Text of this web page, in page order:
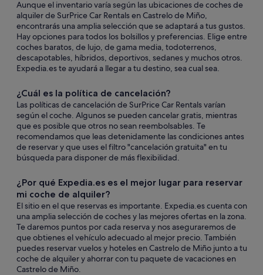
Aunque el inventario varía según las ubicaciones de coches de
alquiler de SurPrice Car Rentals en Castrelo de Miño,
encontrarás una amplia selección que se adaptará a tus gustos.
Hay opciones para todos los bolsillos y preferencias. Elige entre
coches baratos, de lujo, de gama media, todoterrenos,
descapotables, híbridos, deportivos, sedanes y muchos otros.
Expedia.es te ayudará a llegar a tu destino, sea cual sea.
¿Cuál es la política de cancelación?
Las políticas de cancelación de SurPrice Car Rentals varían
según el coche. Algunos se pueden cancelar gratis, mientras
que es posible que otros no sean reembolsables. Te
recomendamos que leas detenidamente las condiciones antes
de reservar y que uses el filtro "cancelación gratuita" en tu
búsqueda para disponer de más flexibilidad.
¿Por qué Expedia.es es el mejor lugar para reservar
mi coche de alquiler?
El sitio en el que reservas es importante. Expedia.es cuenta con
una amplia selección de coches y las mejores ofertas en la zona.
Te daremos puntos por cada reserva y nos aseguraremos de
que obtienes el vehículo adecuado al mejor precio. También
puedes reservar vuelos y hoteles en Castrelo de Miño junto a tu
coche de alquiler y ahorrar con tu paquete de vacaciones en
Castrelo de Miño.